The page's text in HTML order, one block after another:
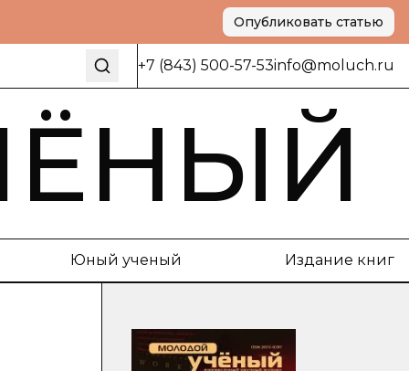
Опубликовать статью
+7 (843) 500-57-53info@moluch.ru
Юный ученый Издание книг